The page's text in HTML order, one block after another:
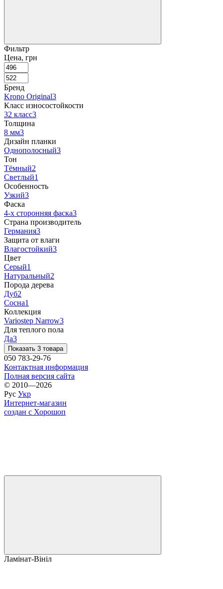
Фильтр
Цена, грн
Бренд
Krono Original3
Класс износостойкости
32 класс3
Толщина
8 мм3
Дизайн планки
Однополосный3
Тон
Тёмный2
Светлый1
Особенность
Узкий3
Фаска
4-х сторонняя фаска3
Страна производитель
Германия3
Защита от влаги
Влагостойкий3
Цвет
Серый1
Натуральный2
Порода дерева
Дуб2
Сосна1
Коллекция
Variostep Narrow3
Для теплого пола
Да3
Показать 3 товара
050 783-29-76
Контактная информация
Полная версия сайта
© 2010—2026
Рус Укр
Интернет-магазин
создан с Хорошоп
Ламінат-Вініл